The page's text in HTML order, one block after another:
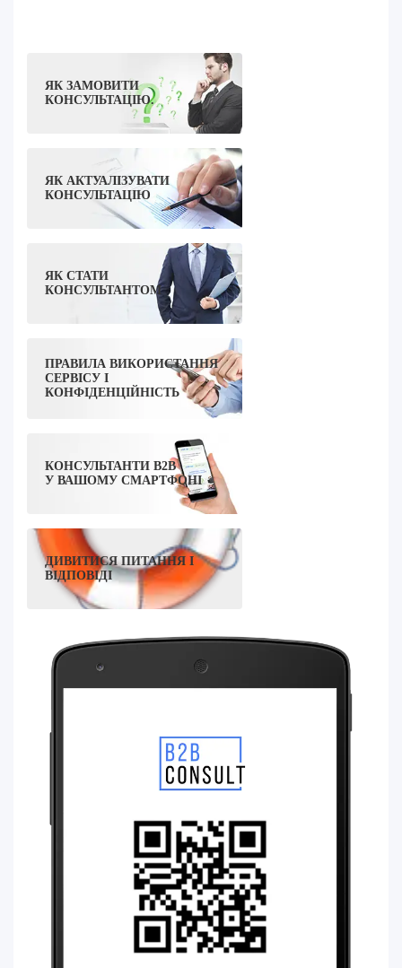
ЯК ЗАМОВИТИ
КОНСУЛЬТАЦІЮ.
ЯК АКТУАЛІЗУВАТИ
КОНСУЛЬТАЦІЮ
ЯК СТАТИ
КОНСУЛЬТАНТОМ
ПРАВИЛА ВИКОРИСТАННЯ
СЕРВІСУ І
КОНФІДЕНЦІЙНІСТЬ
КОНСУЛЬТАНТИ B2B
У ВАШОМУ СМАРТФОНІ
ДИВИТИСЯ ПИТАННЯ І
ВІДПОВІДІ